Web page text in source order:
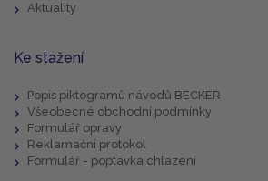
Aktuality
Ke stažení
Popis piktogramů návodů BECKER
Všeobecné obchodní podmínky
Formulář opravy
Reklamační protokol
Formulář - poptávka chlazení